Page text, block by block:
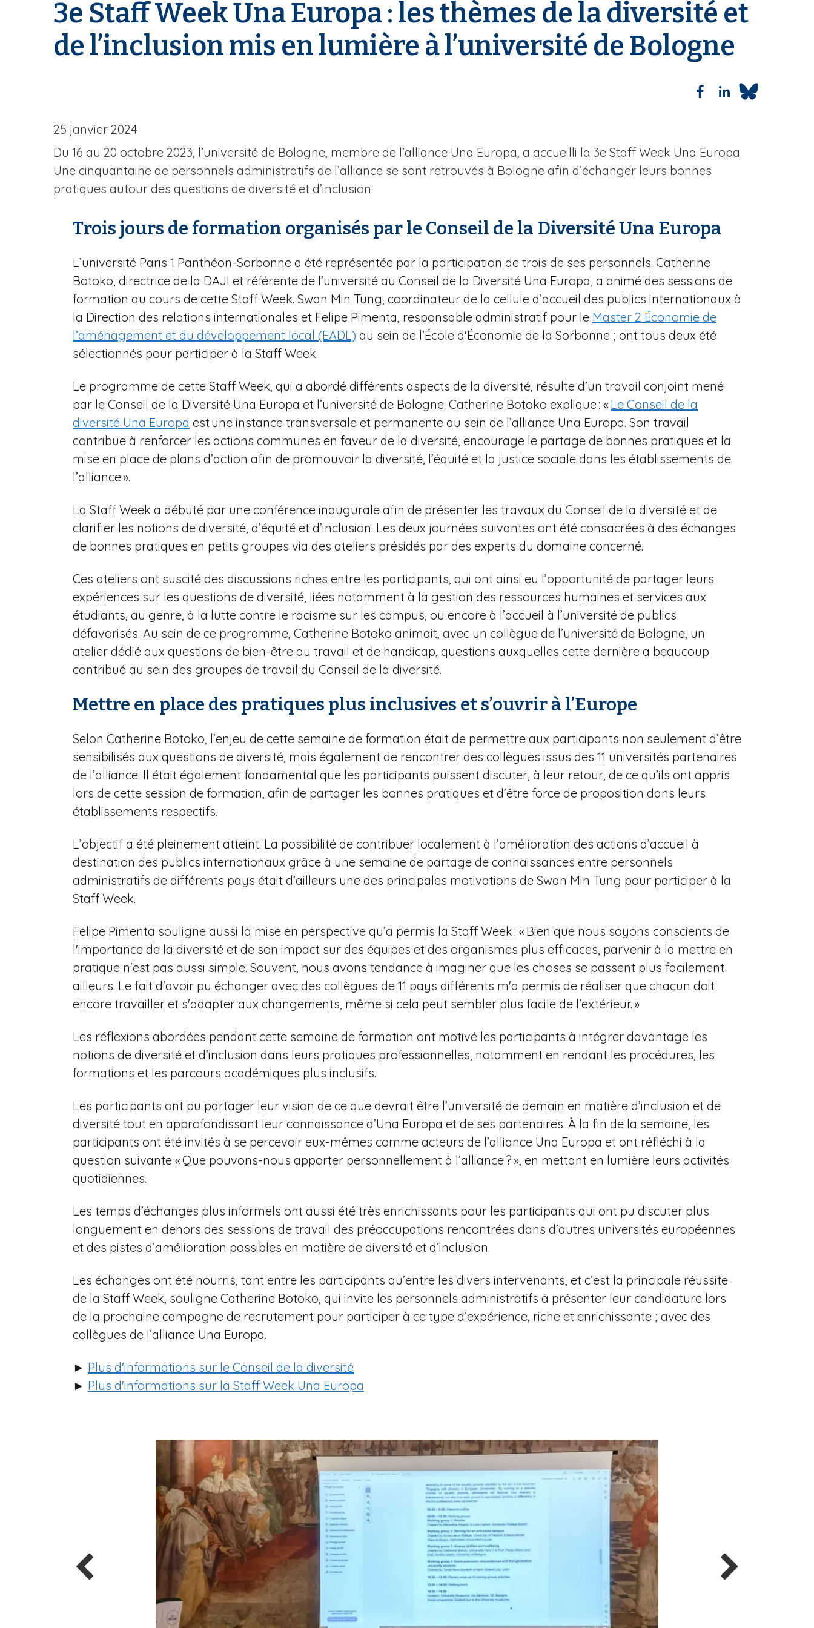
'
A
r
i
3e Staff Week Una Europa : les thèmes de la diversité et
de l’inclusion mis en lumière à l’université de Bologne
25 janvier 2024
Du 16 au 20 octobre 2023, l’université de Bologne, membre de l’alliance Una Europa, a accueilli la 3e Staff Week Una Europa.
Une cinquantaine de personnels administratifs de l’alliance se sont retrouvés à Bologne afin d’échanger leurs bonnes
pratiques autour des questions de diversité et d’inclusion.
Trois jours de formation organisés par le Conseil de la Diversité Una Europa
L’université Paris 1 Panthéon-Sorbonne a été représentée par la participation de trois de ses personnels. Catherine
Botoko, directrice de la DAJI et référente de l’université au Conseil de la Diversité Una Europa, a animé des sessions de
formation au cours de cette Staff Week. Swan Min Tung, coordinateur de la cellule d’accueil des publics internationaux à
la Direction des relations internationales et Felipe Pimenta, responsable administratif pour le Master 2 Économie de
l’aménagement et du développement local (EADL) au sein de l'École d'Économie de la Sorbonne ; ont tous deux été
sélectionnés pour participer à la Staff Week.
Le programme de cette Staff Week, qui a abordé différents aspects de la diversité, résulte d’un travail conjoint mené
par le Conseil de la Diversité Una Europa et l’université de Bologne. Catherine Botoko explique : «Le Conseil de la
diversité Una Europa est une instance transversale et permanente au sein de l’alliance Una Europa. Son travail
contribue à renforcer les actions communes en faveur de la diversité, encourage le partage de bonnes pratiques et la
mise en place de plans d’action afin de promouvoir la diversité, l’équité et la justice sociale dans les établissements de
l’alliance ».
La Staff Week a débuté par une conférence inaugurale afin de présenter les travaux du Conseil de la diversité et de
clarifier les notions de diversité, d’équité et d’inclusion. Les deux journées suivantes ont été consacrées à des échanges
de bonnes pratiques en petits groupes via des ateliers présidés par des experts du domaine concerné.
Ces ateliers ont suscité des discussions riches entre les participants, qui ont ainsi eu l’opportunité de partager leurs
expériences sur les questions de diversité, liées notamment à la gestion des ressources humaines et services aux
étudiants, au genre, à la lutte contre le racisme sur les campus, ou encore à l’accueil à l’université de publics
défavorisés. Au sein de ce programme, Catherine Botoko animait, avec un collègue de l’université de Bologne, un
atelier dédié aux questions de bien-être au travail et de handicap, questions auxquelles cette dernière a beaucoup
contribué au sein des groupes de travail du Conseil de la diversité.
Mettre en place des pratiques plus inclusives et s’ouvrir à l’Europe
Selon Catherine Botoko, l’enjeu de cette semaine de formation était de permettre aux participants non seulement d’être
sensibilisés aux questions de diversité, mais également de rencontrer des collègues issus des 11 universités partenaires
de l’alliance. Il était également fondamental que les participants puissent discuter, à leur retour, de ce qu’ils ont appris
lors de cette session de formation, afin de partager les bonnes pratiques et d’être force de proposition dans leurs
établissements respectifs.
L’objectif a été pleinement atteint. La possibilité de contribuer localement à l’amélioration des actions d’accueil à
destination des publics internationaux grâce à une semaine de partage de connaissances entre personnels
administratifs de différents pays était d’ailleurs une des principales motivations de Swan Min Tung pour participer à la
Staff Week.
Felipe Pimenta souligne aussi la mise en perspective qu’a permis la Staff Week : « Bien que nous soyons conscients de
l'importance de la diversité et de son impact sur des équipes et des organismes plus efficaces, parvenir à la mettre en
pratique n'est pas aussi simple. Souvent, nous avons tendance à imaginer que les choses se passent plus facilement
ailleurs. Le fait d'avoir pu échanger avec des collègues de 11 pays différents m'a permis de réaliser que chacun doit
encore travailler et s'adapter aux changements, même si cela peut sembler plus facile de l'extérieur. »
Les réflexions abordées pendant cette semaine de formation ont motivé les participants à intégrer davantage les
notions de diversité et d’inclusion dans leurs pratiques professionnelles, notamment en rendant les procédures, les
formations et les parcours académiques plus inclusifs.
Les participants ont pu partager leur vision de ce que devrait être l’université de demain en matière d’inclusion et de
diversité tout en approfondissant leur connaissance d’Una Europa et de ses partenaires. À la fin de la semaine, les
participants ont été invités à se percevoir eux-mêmes comme acteurs de l’alliance Una Europa et ont réfléchi à la
question suivante « Que pouvons-nous apporter personnellement à l’alliance ? », en mettant en lumière leurs activités
quotidiennes.
Les temps d’échanges plus informels ont aussi été très enrichissants pour les participants qui ont pu discuter plus
longuement en dehors des sessions de travail des préoccupations rencontrées dans d’autres universités européennes
et des pistes d’amélioration possibles en matière de diversité et d’inclusion.
Les échanges ont été nourris, tant entre les participants qu’entre les divers intervenants, et c’est la principale réussite
de la Staff Week, souligne Catherine Botoko, qui invite les personnels administratifs à présenter leur candidature lors
de la prochaine campagne de recrutement pour participer à ce type d’expérience, riche et enrichissante ; avec des
collègues de l’alliance Una Europa.
► Plus d'informations sur le Conseil de la diversité
► Plus d'informations sur la Staff Week Una Europa